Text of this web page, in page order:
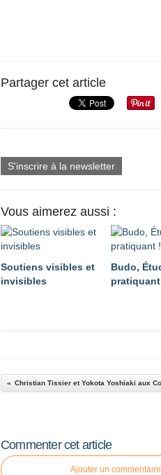
Partager cet article
S'inscrire à la newsletter
Vous aimerez aussi :
Soutiens visibles et
invisibles
Budo,
Christian Tissier et Yokota Yoshiaki aux
Commenter cet article
Ajouter un commentaire